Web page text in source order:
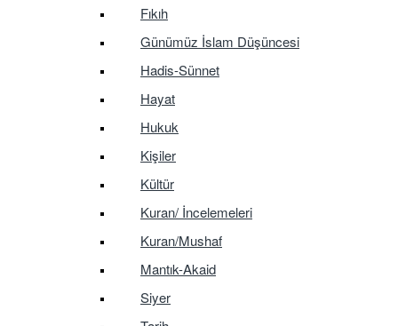
Fıkıh
Günümüz İslam Düşüncesi
Hadis-Sünnet
Hayat
Hukuk
Kişiler
Kültür
Kuran/ İncelemeleri
Kuran/Mushaf
Mantık-Akaid
Siyer